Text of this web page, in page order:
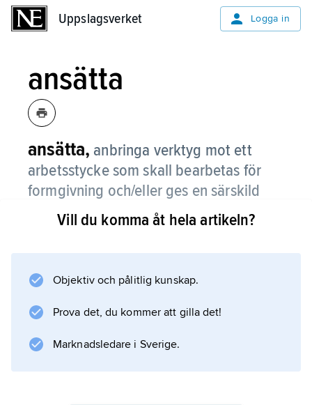
Uppslagsverket Logga in
ansätta
ansätta, anbringa verktyg mot ett
arbetsstycke som skall bearbetas för
formgivning och/eller ges en särskild
egenskap.
Vill du komma åt hela artikeln?
Objektiv och pålitlig kunskap.
Prova det, du kommer att gilla det!
Marknadsledare i Sverige.